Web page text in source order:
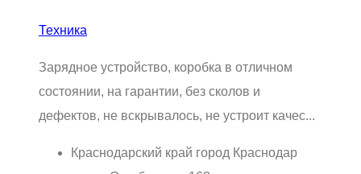
Техника
Зарядное устройство, коробка в отличном
состоянии, на гарантии, без сколов и
дефектов, не вскрывалось, не устроит качес...
Краснодарский край город Краснодар